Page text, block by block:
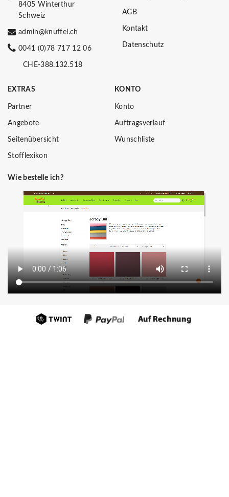
8405 Winterthur
Schweiz
admin@knuffel.ch
0041 (0)78 717 12 06
CHE-388.132.518
AGB
Kontakt
Datenschutz
EXTRAS
Partner
Angebote
Seitenübersicht
Stofflexikon
KONTO
Konto
Auftragsverlauf
Wunschliste
Wie bestelle ich?